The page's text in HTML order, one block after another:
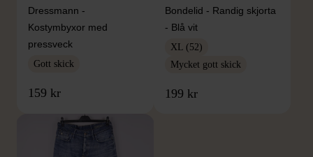
Dressmann -
Kostymbyxor med
pressveck
Gott skick
159 kr
Bondelid - Randig skjorta
- Blå vit
XL (52)
Mycket gott skick
199 kr